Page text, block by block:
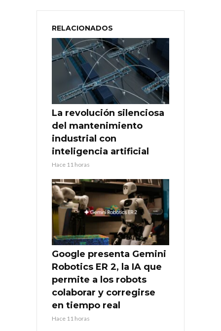
RELACIONADOS
La revolución silenciosa
del mantenimiento
industrial con
inteligencia artificial
Hace 11 horas
Google presenta Gemini
Robotics ER 2, la IA que
permite a los robots
colaborar y corregirse
en tiempo real
Hace 11 horas